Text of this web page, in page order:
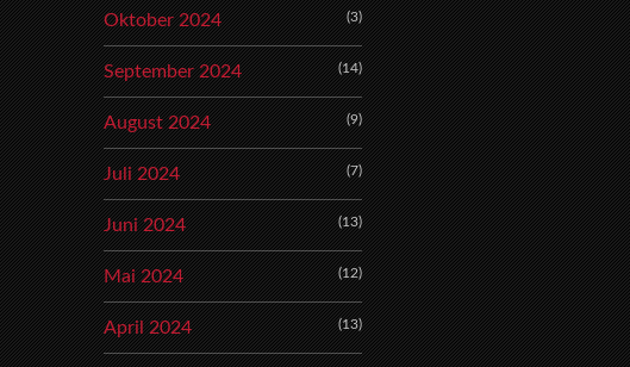
Oktober 2024 (3)
September 2024 (14)
August 2024 (9)
Juli 2024 (7)
Juni 2024 (13)
Mai 2024 (12)
April 2024 (13)